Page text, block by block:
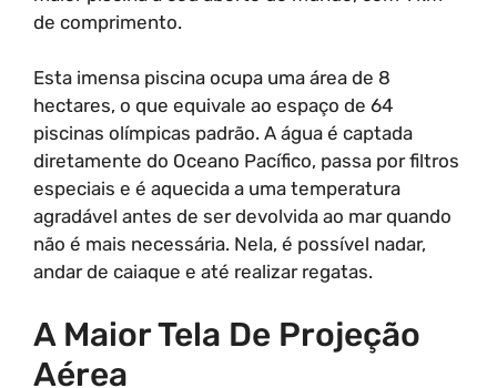
de comprimento.
Esta imensa piscina ocupa uma área de 8
hectares, o que equivale ao espaço de 64
piscinas olímpicas padrão. A água é captada
diretamente do Oceano Pacífico, passa por filtros
especiais e é aquecida a uma temperatura
agradável antes de ser devolvida ao mar quando
não é mais necessária. Nela, é possível nadar,
andar de caiaque e até realizar regatas.
A Maior Tela De Projeção
Aérea